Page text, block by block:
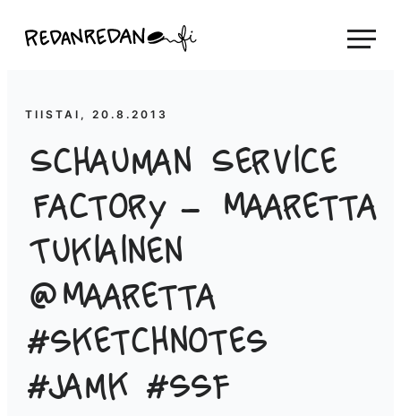
suoraan
Linda Saukko-Rauta, Redanredan Oy
piirrosvideoita
TIISTAI, 20.8.2013
Schauman Service
Factory – Maaretta
Tukiainen
@Maaretta
#sketchnotes
#jamk #ssf